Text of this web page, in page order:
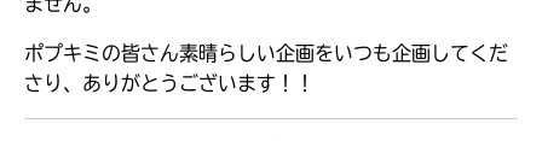
ポプキミの皆さん素晴らしい企画をいつも企画してくだ
さり、ありがとうございます！！